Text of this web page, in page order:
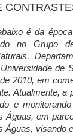
é da
no Grupo
de
2010, em
Atualmente, a
e
Águas, em
Águas, visando